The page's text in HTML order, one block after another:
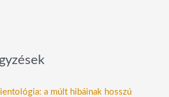
a múlt hibáinak hosszú